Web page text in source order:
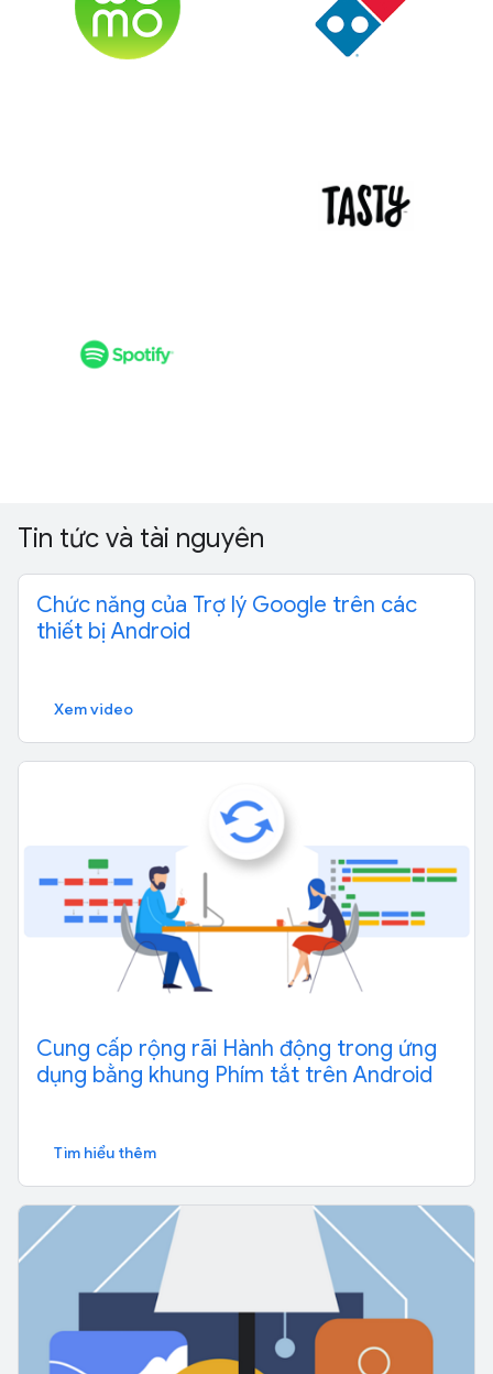
Tin tức và tài nguyên
Chức năng của Trợ lý Google trên các
thiết bị Android
Xem video
Cung cấp rộng rãi Hành động trong ứng
dụng bằng khung Phím tắt trên Android
Tìm hiểu thêm